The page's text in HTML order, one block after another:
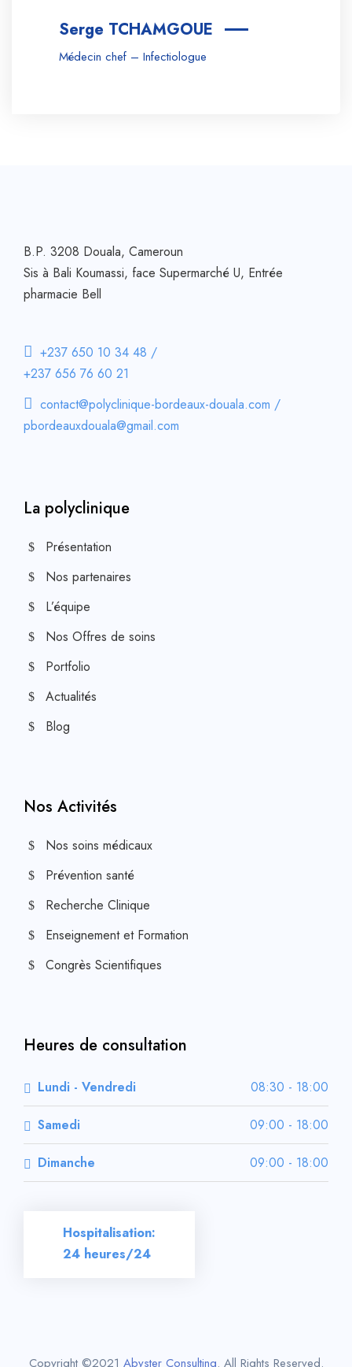
Serge TCHAMGOUE
Médecin chef – Infectiologue
B.P. 3208 Douala, Cameroun
Sis à Bali Koumassi, face Supermarché U, Entrée
pharmacie Bell
+237 650 10 34 48 /
+237 656 76 60 21
contact@polyclinique-bordeaux-douala.com /
pbordeauxdouala@gmail.com
La polyclinique
Présentation
Nos partenaires
L’équipe
Nos Offres de soins
Portfolio
Actualités
Blog
Nos Activités
Nos soins médicaux
Prévention santé
Recherche Clinique
Enseignement et Formation
Congrès Scientifiques
Heures de consultation
Lundi - Vendredi 08:30 - 18:00
Samedi 09:00 - 18:00
Dimanche 09:00 - 18:00
Hospitalisation:
24 heures/24
Copyright ©2021 Abyster Consulting. All Rights Reserved.